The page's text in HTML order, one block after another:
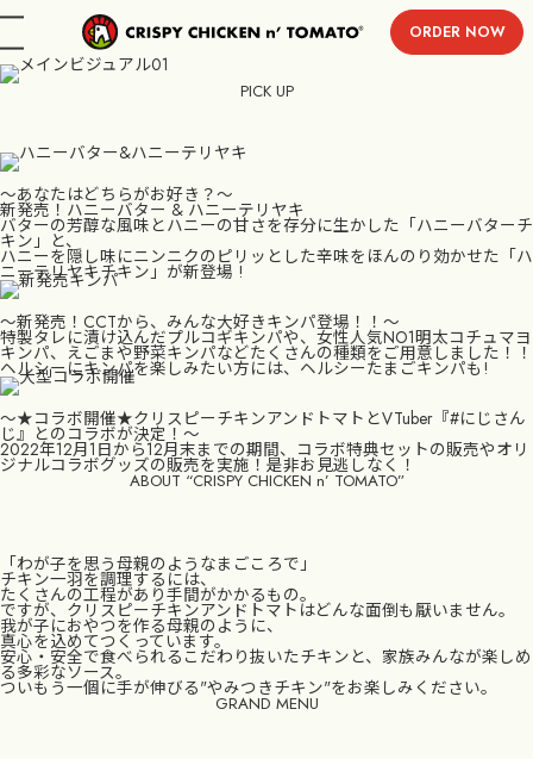
menu ORDER NOW
PICK UP
〜あなたはどちらがお好き？〜
新発売！ハニーバター & ハニーテリヤキ
バターの芳醇な風味とハニーの甘さを存分に生かした「ハニーバターチ
キン」と、
ハニーを隠し味にニンニクのピリッとした辛味をほんのり効かせた「ハ
ニーテリヤキチキン」が新登場 !
〜新発売！CCTから、みんな大好きキンパ登場！！〜
特製タレに漬け込んだプルコギキンパや、女性人気NO1明太コチュマヨ
キンパ、えごまや野菜キンパなどたくさんの種類をご用意しました！！
ヘルシーにキンパを楽しみたい方には、ヘルシーたまごキンパも!
〜★コラボ開催★クリスピーチキンアンドトマトとVTuber『#にじさん
じ』とのコラボが決定！〜
2022年12月1日から12月末までの期間、コラボ特典セットの販売やオリ
ジナルコラボグッズの販売を実施！是非お見逃しなく！
ABOUT “CRISPY CHICKEN n’ TOMATO”
「わが子を思う母親のようなまごころで」
チキン一羽を調理するには、
たくさんの工程があり手間がかかるもの。
ですが、クリスピーチキンアンドトマトはどんな面倒も厭いません。
我が子におやつを作る母親のように、
真心を込めてつくっています。
安心・安全で食べられるこだわり抜いたチキンと、家族みんなが楽しめ
る多彩なソース。
ついもう一個に手が伸びる"やみつきチキン"をお楽しみください。
GRAND MENU